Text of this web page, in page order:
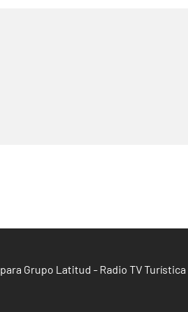
Grupo Latitud - Radio TV Turística